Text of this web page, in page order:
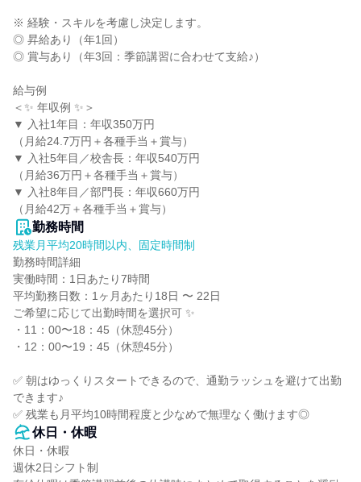
※ 経験・スキルを考慮し決定します。
◎ 昇給あり（年1回）
◎ 賞与あり（年3回：季節講習に合わせて支給♪）
給与例
＜✨ 年収例 ✨＞
▼ 入社1年目：年収350万円
（月給24.7万円＋各種手当＋賞与）
▼ 入社5年目／校舎長：年収540万円
（月給36万円＋各種手当＋賞与）
▼ 入社8年目／部門長：年収660万円
（月給42万＋各種手当＋賞与）
勤務時間
残業月平均20時間以内、固定時間制
勤務時間詳細
実働時間：1日あたり7時間
平均勤務日数：1ヶ月あたり18日 〜 22日
ご希望に応じて出勤時間を選択可 ✨
・11：00〜18：45（休憩45分）
・12：00〜19：45（休憩45分）
✅ 朝はゆっくりスタートできるので、通勤ラッシュを避けて出勤
できます♪
✅ 残業も月平均10時間程度と少なめで無理なく働けます◎
休日・休暇
休日・休暇
週休2日シフト制